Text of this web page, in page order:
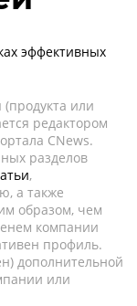
эффективных
или
редактором
CNews.
разделов
,
а также
образом, чем
компании
профиль.
дополнительной
или